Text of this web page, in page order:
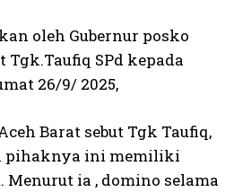
oleh Gubernur posko
Tgk.Taufiq SPd kepada
26/9/ 2025,
Barat sebut Tgk Taufiq,
pihaknya ini memiliki
Menurut ia , domino selama